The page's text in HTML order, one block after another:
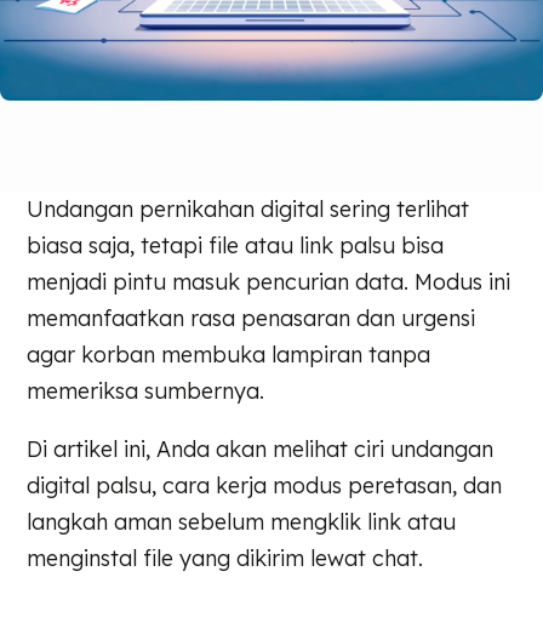
Undangan pernikahan digital sering terlihat
biasa saja, tetapi file atau link palsu bisa
menjadi pintu masuk pencurian data. Modus ini
memanfaatkan rasa penasaran dan urgensi
agar korban membuka lampiran tanpa
memeriksa sumbernya.
Di artikel ini, Anda akan melihat ciri undangan
digital palsu, cara kerja modus peretasan, dan
langkah aman sebelum mengklik link atau
menginstal file yang dikirim lewat chat.